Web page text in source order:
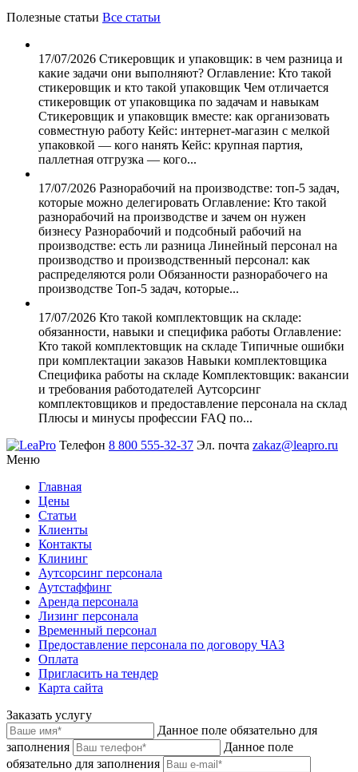
Полезные статьи Все статьи
17/07/2026 Стикеровщик и упаковщик: в чем разница и
какие задачи они выполняют? Оглавление: Кто такой
стикеровщик и кто такой упаковщик Чем отличается
стикеровщик от упаковщика по задачам и навыкам
Стикеровщик и упаковщик вместе: как организовать
совместную работу Кейс: интернет-магазин с мелкой
упаковкой — кого нанять Кейс: крупная партия,
паллетная отгрузка — кого...
17/07/2026 Разнорабочий на производстве: топ-5 задач,
которые можно делегировать Оглавление: Кто такой
разнорабочий на производстве и зачем он нужен
бизнесу Разнорабочий и подсобный рабочий на
производстве: есть ли разница Линейный персонал на
производство и производственный персонал: как
распределяются роли Обязанности разнорабочего на
производстве Топ-5 задач, которые...
17/07/2026 Кто такой комплектовщик на складе:
обязанности, навыки и специфика работы Оглавление:
Кто такой комплектовщик на складе Типичные ошибки
при комплектации заказов Навыки комплектовщика
Специфика работы на складе Комплектовщик: вакансии
и требования работодателей Аутсорсинг
комплектовщиков и предоставление персонала на склад
Плюсы и минусы профессии FAQ по...
Телефон 8 800 555-32-37 Эл. почта zakaz@leapro.ru
Меню
Главная
Цены
Статьи
Клиенты
Контакты
Клининг
Аутсорсинг персонала
Аутстаффинг
Аренда персонала
Лизинг персонала
Временный персонал
Предоставление персонала по договору ЧАЗ
Оплата
Пригласить на тендер
Карта сайта
Заказать услугу
Данное поле обязательно для
заполнения
Данное поле
обязательно для заполнения